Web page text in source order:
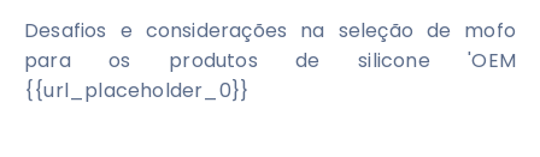
Desafios e considerações na seleção de mofo
para os produtos de silicone 'OEM
{{url_placeholder_0}}